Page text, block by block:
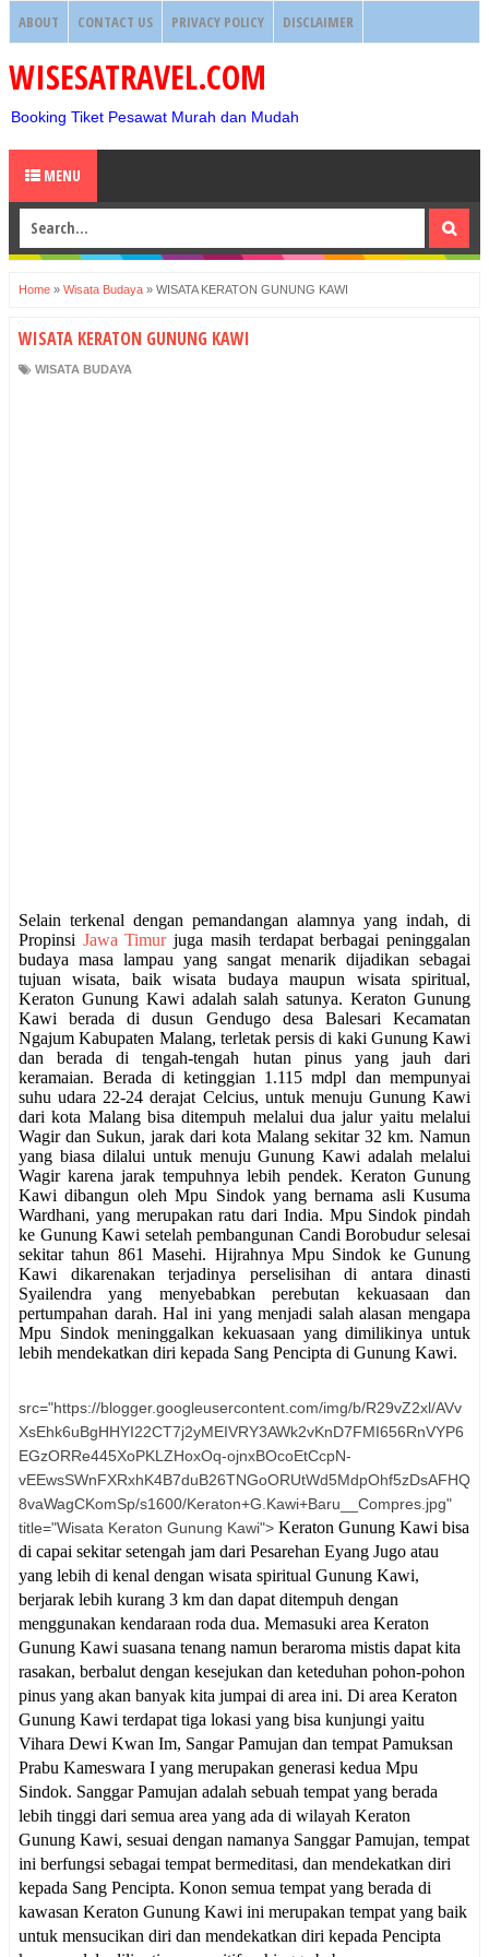
ABOUT CONTACT US PRIVACY POLICY DISCLAIMER
WISESATRAVEL.COM
Booking Tiket Pesawat Murah dan Mudah
MENU
Home » Wisata Budaya » WISATA KERATON GUNUNG KAWI
WISATA KERATON GUNUNG KAWI
WISATA BUDAYA
Selain terkenal dengan pemandangan alamnya yang indah, di
Propinsi Jawa Timurjuga masih terdapat berbagai peninggalan
budaya masa lampau yang sangat menarik dijadikan sebagai
tujuan wisata, baik wisata budaya maupun wisata spiritual,
Keraton Gunung Kawi adalah salah satunya. Keraton Gunung
Kawi berada di dusun Gendugo desa Balesari Kecamatan
Ngajum Kabupaten Malang, terletak persis di kaki Gunung Kawi
dan berada di tengah-tengah hutan pinus yang jauh dari
keramaian. Berada di ketinggian 1.115 mdpl dan mempunyai
suhu udara 22-24 derajat Celcius, untuk menuju Gunung Kawi
dari kota Malang bisa ditempuh melalui dua jalur yaitu melalui
Wagir dan Sukun, jarak dari kota Malang sekitar 32 km. Namun
yang biasa dilalui untuk menuju Gunung Kawi adalah melalui
Wagir karena jarak tempuhnya lebih pendek. Keraton Gunung
Kawi dibangun oleh Mpu Sindok yang bernama asli Kusuma
Wardhani, yang merupakan ratu dari India. Mpu Sindok pindah
ke Gunung Kawi setelah pembangunan Candi Borobudur selesai
sekitar tahun 861 Masehi. Hijrahnya Mpu Sindok ke Gunung
Kawi dikarenakan terjadinya perselisihan di antara dinasti
Syailendra yang menyebabkan perebutan kekuasaan dan
pertumpahan darah. Hal ini yang menjadi salah alasan mengapa
Mpu Sindok meninggalkan kekuasaan yang dimilikinya untuk
lebih mendekatkan diri kepada Sang Pencipta di Gunung Kawi.
src="https://blogger.googleusercontent.com/img/b/R29vZ2xl/AVv
XsEhk6uBgHHYI22CT7j2yMEIVRY3AWk2vKnD7FMI656RnVYP6
EGzORRe445XoPKLZHoxOq-ojnxBOcoEtCcpN-
vEEwsSWnFXRxhK4B7duB26TNGoORUtWd5MdpOhf5zDsAFHQ
8vaWagCKomSp/s1600/Keraton+G.Kawi+Baru__Compres.jpg"
title="Wisata Keraton Gunung Kawi"> Keraton Gunung Kawi bisa
di capai sekitar setengah jam dari Pesarehan Eyang Jugo atau
yang lebih di kenal dengan wisata spiritual Gunung Kawi,
berjarak lebih kurang 3 km dan dapat ditempuh dengan
menggunakan kendaraan roda dua. Memasuki area Keraton
Gunung Kawi suasana tenang namun beraroma mistis dapat kita
rasakan, berbalut dengan kesejukan dan keteduhan pohon-pohon
pinus yang akan banyak kita jumpai di area ini. Di area Keraton
Gunung Kawi terdapat tiga lokasi yang bisa kunjungi yaitu
Vihara Dewi Kwan Im, Sangar Pamujan dan tempat Pamuksan
Prabu Kameswara I yang merupakan generasi kedua Mpu
Sindok. Sanggar Pamujan adalah sebuah tempat yang berada
lebih tinggi dari semua area yang ada di wilayah Keraton
Gunung Kawi, sesuai dengan namanya Sanggar Pamujan, tempat
ini berfungsi sebagai tempat bermeditasi, dan mendekatkan diri
kepada Sang Pencipta. Konon semua tempat yang berada di
kawasan Keraton Gunung Kawi ini merupakan tempat yang baik
untuk mensucikan diri dan mendekatkan diri kepada Pencipta